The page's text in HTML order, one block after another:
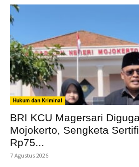
Hukum dan Kriminal
BRI KCU Magersari
Mojokerto, Sengketa
Rp75...
7 Agustus 2026